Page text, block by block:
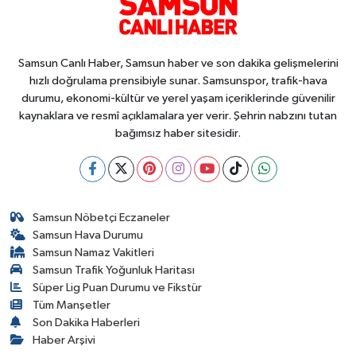
Samsun Canlı Haber, Samsun haber ve son dakika gelişmelerini
hızlı doğrulama prensibiyle sunar. Samsunspor, trafik-hava
durumu, ekonomi-kültür ve yerel yaşam içeriklerinde güvenilir
kaynaklara ve resmî açıklamalara yer verir. Şehrin nabzını tutan
bağımsız haber sitesidir.
Samsun Nöbetçi Eczaneler
Samsun Hava Durumu
Samsun Namaz Vakitleri
Samsun Trafik Yoğunluk Haritası
Süper Lig Puan Durumu ve Fikstür
Tüm Manşetler
Son Dakika Haberleri
Haber Arşivi